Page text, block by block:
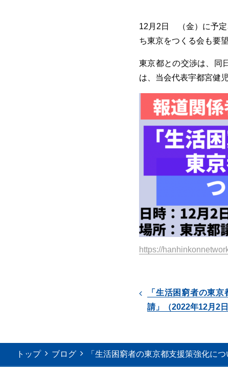
12月2日 （金）に予定
ち東京をつくる会も要
東京都との交渉は、同
は、当会代表宇都宮健
https://
「生活困窮者の東
請」（2022年12月2
トップ ブログ 「生活困窮者の東京都支援策強化に